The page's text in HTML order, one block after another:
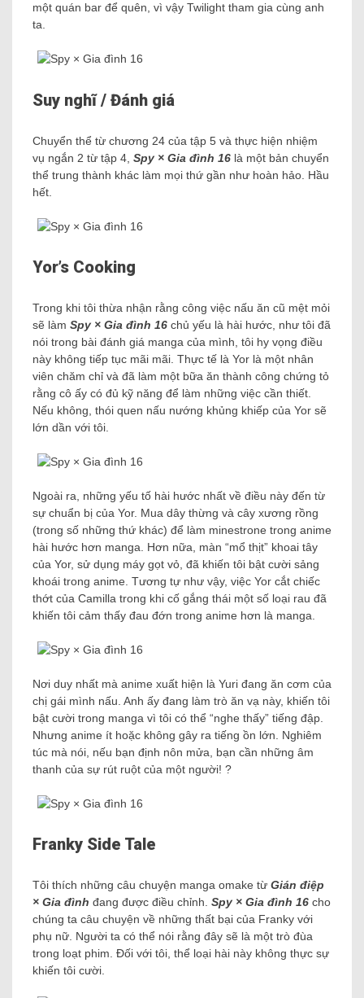
một quán bar để quên, vì vậy Twilight tham gia cùng anh
ta.
Suy nghĩ / Đánh giá
Chuyển thể từ chương 24 của tập 5 và thực hiện nhiệm
vụ ngắn 2 từ tập 4, Spy × Gia đình 16 là một bản chuyển
thể trung thành khác làm mọi thứ gần như hoàn hảo. Hầu
hết.
Yor’s Cooking
Trong khi tôi thừa nhận rằng công việc nấu ăn cũ mệt mỏi
sẽ làm Spy × Gia đình 16 chủ yếu là hài hước, như tôi đã
nói trong bài đánh giá manga của mình, tôi hy vọng điều
này không tiếp tục mãi mãi. Thực tế là Yor là một nhân
viên chăm chỉ và đã làm một bữa ăn thành công chứng tỏ
rằng cô ấy có đủ kỹ năng để làm những việc cần thiết.
Nếu không, thói quen nấu nướng khủng khiếp của Yor sẽ
lớn dần với tôi.
Ngoài ra, những yếu tố hài hước nhất về điều này đến từ
sự chuẩn bị của Yor. Mua dây thừng và cây xương rồng
(trong số những thứ khác) để làm minestrone trong anime
hài hước hơn manga. Hơn nữa, màn “mổ thịt” khoai tây
của Yor, sử dụng máy gọt vỏ, đã khiến tôi bật cười sảng
khoái trong anime. Tương tự như vậy, việc Yor cắt chiếc
thớt của Camilla trong khi cố gắng thái một số loại rau đã
khiến tôi cảm thấy đau đớn trong anime hơn là manga.
Nơi duy nhất mà anime xuất hiện là Yuri đang ăn cơm của
chị gái mình nấu. Anh ấy đang làm trò ăn vạ này, khiến tôi
bật cười trong manga vì tôi có thể “nghe thấy” tiếng đập.
Nhưng anime ít hoặc không gây ra tiếng ồn lớn. Nghiêm
túc mà nói, nếu bạn định nôn mửa, bạn cần những âm
thanh của sự rút ruột của một người! ?
Franky Side Tale
Tôi thích những câu chuyện manga omake từ Gián điệp
× Gia đình đang được điều chỉnh. Spy × Gia đình 16 cho
chúng ta câu chuyện về những thất bại của Franky với
phụ nữ. Người ta có thể nói rằng đây sẽ là một trò đùa
trong loạt phim. Đối với tôi, thể loại hài này không thực sự
khiến tôi cười.